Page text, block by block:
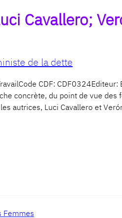
Cavallero;
de la dette
CDF:
concrète, du point de vue des
autrices, Luci Cavallero et
Femmes